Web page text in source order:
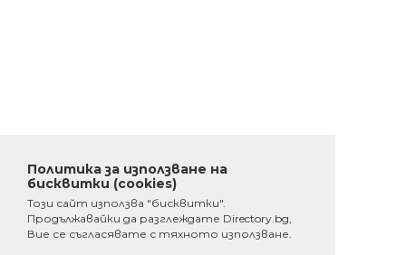
Политика за използване на
бисквитки (cookies)
Този сайт използва "бисквитки".
Продължавайки да разглеждате Directory.bg,
Вие се съгласявате с тяхното използване.